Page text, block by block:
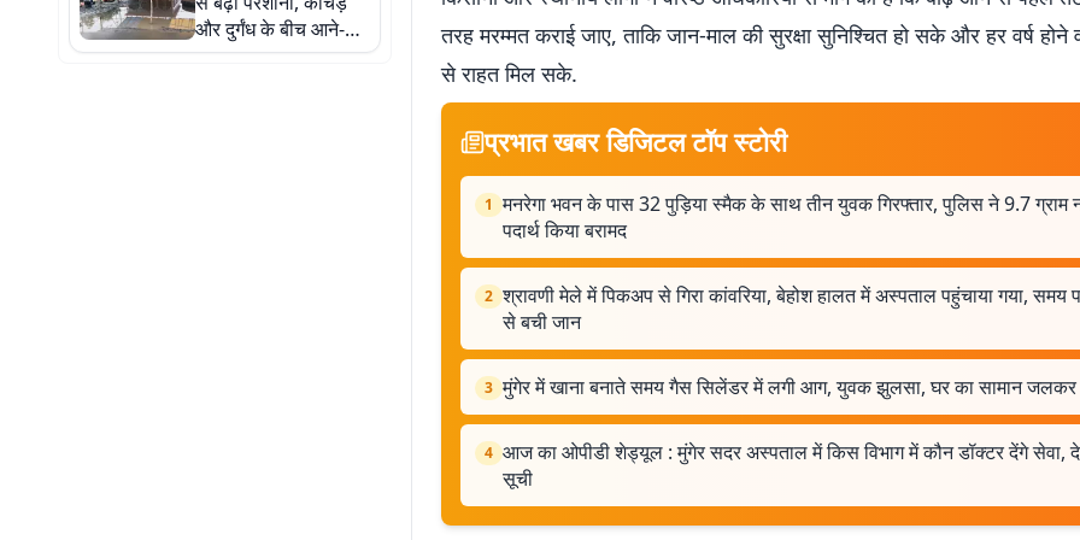
और दुर्गंध के बीच आने-
जाने को मजबूर श्रद्धालु
तरह मरम्मत कराई जाए, ताकि जान-माल की सुरक्षा सुनिश्चित हो सके और हर वर्ष
से राहत मिल सके.
प्रभात खबर डिजिटल टॉप स्टोरी
1 मनरेगा भवन के पास 32 पुड़िया स्मैक के साथ तीन युवक गिरफ्तार, पुलिस ने 9.7 ग्राम
पदार्थ किया बरामद
2 श्रावणी मेले में पिकअप से गिरा कांवरिया, बेहोश हालत में अस्पताल पहुंचाया गया, समय
से बची जान
3 मुंगेर में खाना बनाते समय गैस सिलेंडर में लगी आग, युवक झुलसा, घर का सामान जलकर
4 आज का ओपीडी शेड्यूल : मुंगेर सदर अस्पताल में किस विभाग में कौन डॉक्टर देंगे सेवा,
सूची